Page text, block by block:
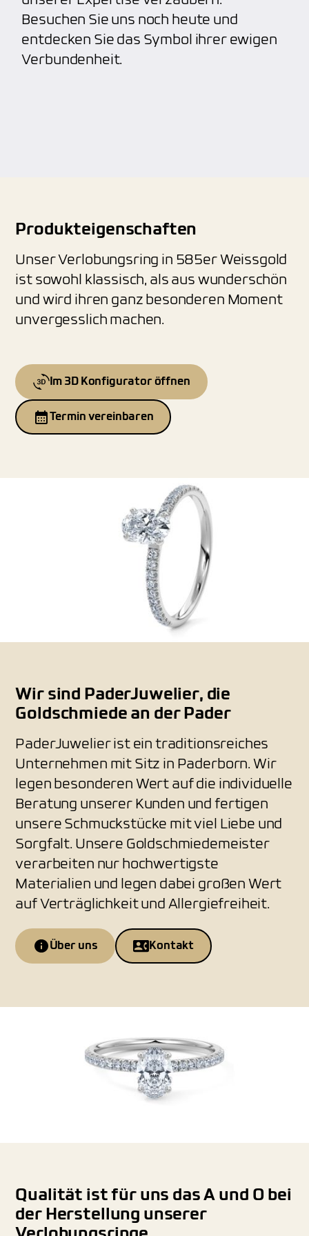
Besuchen Sie uns noch heute und
entdecken Sie das Symbol ihrer ewigen
Verbundenheit.
Produkteigenschaften
Unser Verlobungsring in 585er Weissgold
ist sowohl klassisch, als aus wunderschön
und wird ihren ganz besonderen Moment
unvergesslich machen.
Im 3D Konfigurator öffnen
Termin vereinbaren
Wir sind PaderJuwelier, die
Goldschmiede an der Pader
PaderJuwelier ist ein traditionsreiches
Unternehmen mit Sitz in Paderborn. Wir
legen besonderen Wert auf die individuelle
Beratung unserer Kunden und fertigen
unsere Schmuckstücke mit viel Liebe und
Sorgfalt. Unsere Goldschmiedemeister
verarbeiten nur hochwertigste
Materialien und legen dabei großen Wert
auf Verträglichkeit und Allergiefreiheit.
Über uns Kontakt
Qualität ist für uns das A und O bei
der Herstellung unserer